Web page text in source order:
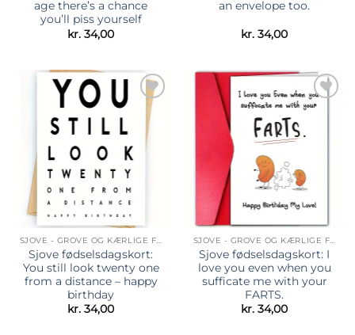
age there’s a chance
you’ll piss yourself
kr. 34,00
an envelope too.
kr. 34,00
Tilføj til
ønskeliste
SJOVE - GROVE OG KÆRLIGE FØDSELSDAGSKORT
Sjove fødselsdagskort:
You still look twenty one
from a distance – happy
birthday
kr. 34,00
Tilføj til
ønskeliste
SJOVE - GROVE OG KÆRLIGE FØDSELSDAGSKORT
Sjove fødselsdagskort: I
love you even when you
sufficate me with your
FARTS.
kr. 34,00